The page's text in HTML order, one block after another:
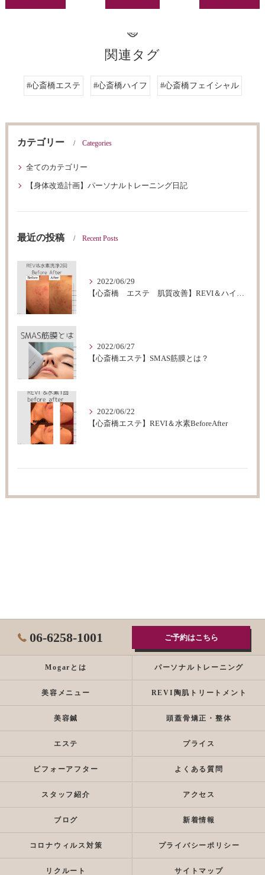
関連タグ
#心斎橋エステ #心斎橋ハイフ #心斎橋フェイシャル
カテゴリー Categories
全てのカテゴリー
【身体改造計画】パーソナルトレーニング日記
最近の投稿 Recent Posts
2022/06/29
【心斎橋 エステ 肌質改善】REVI＆ハイドロフェイシャルBeforeAfter
2022/06/27
【心斎橋エステ】SMAS筋膜とは？
2022/06/22
【心斎橋エステ】REVI＆水素BeforeAfter
06-6258-1001 ご予約はこちら
Mogarとは パーソナルトレーニング
美容メニュー REVI陶肌トリートメント
美容鍼 頭蓋骨矯正・整体
エステ プライス
ビフォーアフター よくある質問
スタッフ紹介 アクセス
ブログ 新着情報
コロナウィルス対策 プライバシーポリシー
リクルート サイトマップ